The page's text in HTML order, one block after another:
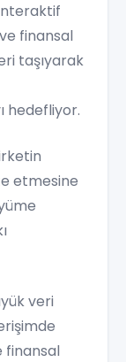
finansal
taşıyarak
hedefliyor.
etmesine
veri
finansal